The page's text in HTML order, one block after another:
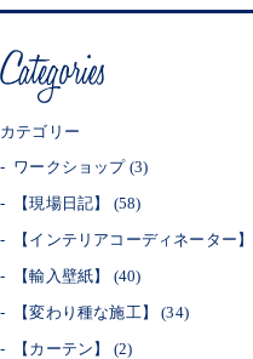
カテゴリー
ワークショップ (3)
【現場日記】 (58)
【インテリアコーディネーター
【輸入壁紙】 (40)
【変わり種な施工】(34)
【カーテン】 (2)